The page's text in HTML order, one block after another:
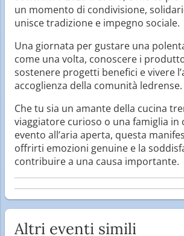
un momento di condivisione,
unisce tradizione e impegno sociale.
Una giornata per gustare una
come una volta, conoscere i
sostenere progetti benefici e vivere
accoglienza della comunità ledrense.
Che tu sia un amante della cucina
viaggiatore curioso o una famiglia in
evento all’aria aperta, questa
offrirti emozioni genuine e la
contribuire a una causa importante.
Altri eventi simili